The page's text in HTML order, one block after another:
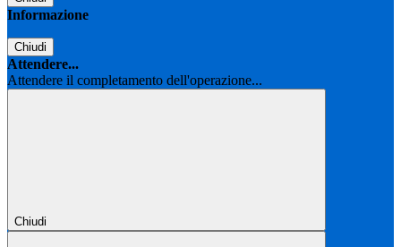
Informazione
Chiudi
Attendere...
Attendere il completamento dell'operazione...
Chiudi